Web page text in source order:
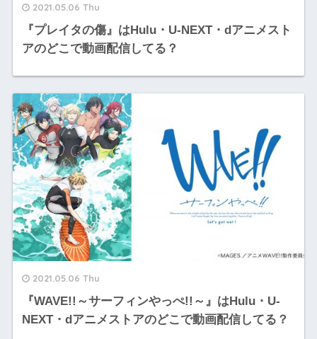
2021.05.06 Thu
『プレイタの傷』はHulu・U-NEXT・dアニメスト
アのどこで動画配信してる？
2021.05.06 Thu
『WAVE!!～サーフィンやっぺ!!～』はHulu・U-
NEXT・dアニメストアのどこで動画配信してる？